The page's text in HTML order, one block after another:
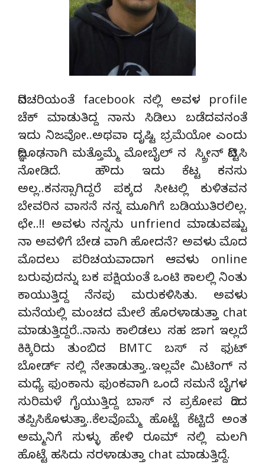
ದಿನಚರಿಯಂತೆ facebook ನಲ್ಲಿ ಅವಳ profile
ಚೆಕ್ ಮಾಡುತಿದ್ದ ನಾನು ಸಿಡಿಲು ಬಡೆದವನಂತೆ
ಇದು ನಿಜವೋ..ಅಥವಾ ದೃಷ್ಟಿ ಭ್ರಮೆಯೋ ಎಂದು
ದಿಜ್ಞೂಢನಾಗಿ ಮತ್ತೊಮ್ಮೆ ಮೋಬೈಲ್ ನ ಸ್ಕ್ರೀನ್ ದಿಟ್ಟಿಸಿ
ನೋಡಿದೆ. ಹೌದು ಇದು ಕೆಟ್ಟ ಕನಸು
ಅಲ್ಲ..ಕನಸ್ಸಾಗಿದ್ದರೆ ಪಕ್ಕದ ಸೀಟಲ್ಲಿ ಕುಳಿತವನ
ಬೇವರಿನ ವಾಸನೆ ನನ್ನ ಮೂಗಿಗೆ ಬಡಿಯುತಿರಲಿಲ್ಲ.
ಛೇ..!! ಅವಳು ನನ್ನನು unfriend ಮಾಡುವಷ್ಟು
ನಾ ಅವಳಿಗೆ ಬೇಡ ವಾಗಿ ಹೋದನೆ? ಅವಳು ಮೊದ
ಮೊದಲು ಪರಿಚಯವಾದಾಗ ಆವಳು online
ಬರುವುದನ್ನು ಬಕ ಪಕ್ಷಿಯಂತೆ ಒಂಟಿ ಕಾಲಲ್ಲಿ ನಿಂತು
ಕಾಯುತ್ತಿದ್ದ ನೆನಪು ಮರುಕಳಿಸಿತು. ಅವಳು
ಮನೆಯಲ್ಲಿ ಮಂಚದ ಮೇಲೆ ಹೊರಳಾಡುತ್ತಾ chat
ಮಾಡುತ್ತಿದ್ದರೆ..ನಾನು ಕಾಲಿಡಲು ಸಹ ಜಾಗ ಇಲ್ಲದೆ
ಕಿಕ್ಕಿರಿದು ತುಂಬಿದ BMTC ಬಸ್ ನ ಫುಟ್
ಬೋರ್ಡ್ ನಲ್ಲಿ ನೇತಾಡುತ್ತಾ..ಇಲ್ಲವೇ ಮಿಟಿಂಗ್ ನ
ಮಧ್ಯೆ ಫುಂಕಾನು ಫುಂಕವಾಗಿ ಒಂದೆ ಸಮನೆ ಬೈಗಳ
ಸುರಿಮಳೆ ಗೈಯುತ್ತಿದ್ದ ಬಾಸ್ ನ ಪ್ರಕೋಪ ದಿಂದ
ತಪ್ಪಿಸಿಕೊಳುತ್ತಾ..ಕೆಲವೊಮ್ಮೆ ಹೊಟ್ಟೆ ಕೆಟ್ಟಿದೆ ಅಂತ
ಅಮ್ಮನಿಗೆ ಸುಳ್ಳು ಹೇಳಿ ರೂಮ್ ನಲ್ಲಿ ಮಲಗಿ
ಹೊಟ್ಟೆ ಹಸಿದು ನರಳಾಡುತ್ತಾ chat ಮಾಡುತ್ತಿದ್ದೆ.